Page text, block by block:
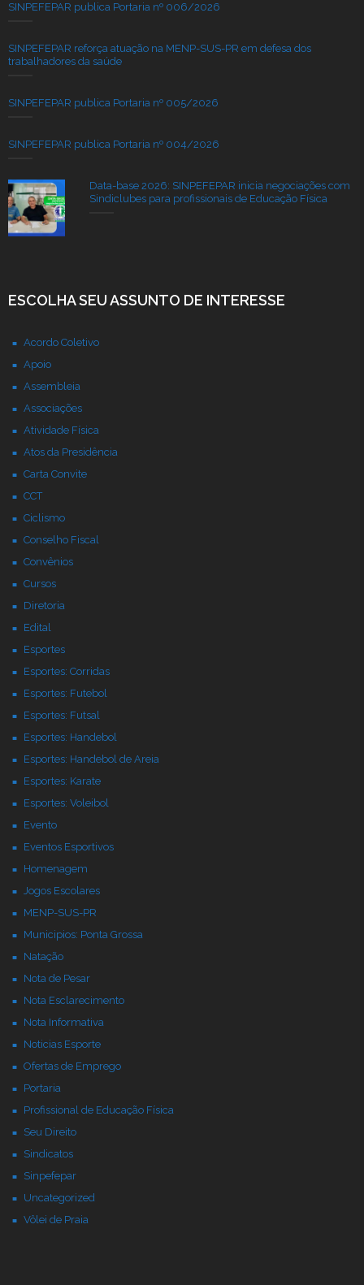
SINPEFEPAR publica Portaria nº 006/2026
SINPEFEPAR reforça atuação na MENP-SUS-PR em defesa dos
trabalhadores da saúde
SINPEFEPAR publica Portaria nº 005/2026
SINPEFEPAR publica Portaria nº 004/2026
Data-base 2026: SINPEFEPAR inicia negociações com
Sindiclubes para profissionais de Educação Física
ESCOLHA SEU ASSUNTO DE INTERESSE
Acordo Coletivo
Apoio
Assembleia
Associações
Atividade Física
Atos da Presidência
Carta Convite
CCT
Ciclismo
Conselho Fiscal
Convênios
Cursos
Diretoria
Edital
Esportes
Esportes: Corridas
Esportes: Futebol
Esportes: Futsal
Esportes: Handebol
Esportes: Handebol de Areia
Esportes: Karate
Esportes: Voleibol
Evento
Eventos Esportivos
Homenagem
Jogos Escolares
MENP-SUS-PR
Municipios: Ponta Grossa
Natação
Nota de Pesar
Nota Esclarecimento
Nota Informativa
Noticias Esporte
Ofertas de Emprego
Portaria
Profissional de Educação Física
Seu Direito
Sindicatos
Sinpefepar
Uncategorized
Vôlei de Praia